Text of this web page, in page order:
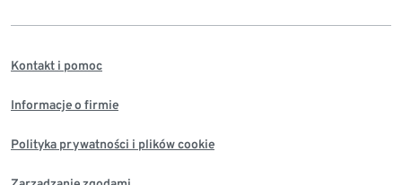
Kontakt i pomoc
Informacje o firmie
Polityka prywatności i plików cookie